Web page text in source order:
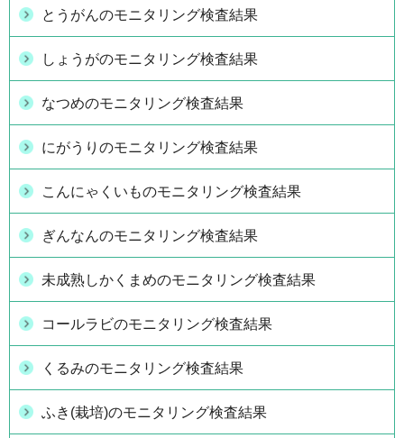
とうがんのモニタリング検査結果
しょうがのモニタリング検査結果
なつめのモニタリング検査結果
にがうりのモニタリング検査結果
こんにゃくいものモニタリング検査結果
ぎんなんのモニタリング検査結果
未成熟しかくまめのモニタリング検査結果
コールラビのモニタリング検査結果
くるみのモニタリング検査結果
ふき(栽培)のモニタリング検査結果